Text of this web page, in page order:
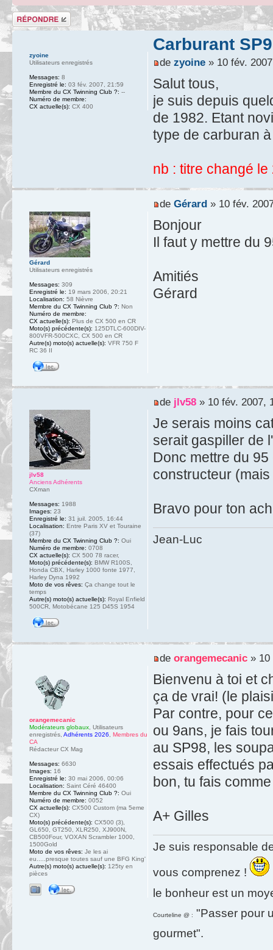
Répondre
Carburant
de zyoine» 10 fév.
Salut tous,
je suis depuis
de 1982. Etant
type de carburan
nb : titre changé
zyoine
Utilisateurs enregistrés
Messages: 8
Enregistré le: 03 fév. 2007, 21:59
Membre du CX Twinning Club ?: --
Numéro de membre:
CX actuelle(s): CX 400
de Gérard» 10 fév.
Bonjour
Il faut y mettre du
Amitiés
Gérard
Gérard
Utilisateurs enregistrés
Messages: 309
Enregistré le: 19 mars 2006, 20:21
Localisation: 58 Nièvre
Membre du CX Twinning Club ?: Non
Numéro de membre:
CX actuelle(s): Plus de CX 500 en CR
Moto(s) précédente(s): 125DTLC-600DIV-
800VFR-500CXC, CX 500 en CR
Autre(s) moto(s) actuelle(s): VFR 750 F
RC 36 II
de jlv58» 10 fév. 2007,
Je serais moins
serait gaspiller de
Donc mettre du
constructeur
Bravo pour ton
Jean-Luc
jlv58
Anciens Adhérents
CXman
Messages: 1988
Images: 23
Enregistré le: 31 juil. 2005, 16:44
Localisation: Entre Paris XV et Touraine
(37)
Membre du CX Twinning Club ?: Oui
Numéro de membre: 0708
CX actuelle(s): CX 500 78 racer,
Moto(s) précédente(s): BMW R100S,
Honda CBX, Harley 1000 fonte 1977,
Harley Dyna 1992
Moto de vos rêves: Ça change tout le
temps
Autre(s) moto(s) actuelle(s): Royal Enfield
500CR, Motobécane 125 D45S 1954
de orangemecanic» 10
Bienvenu à toi et
ça de vrai! (le
Par contre, pour
ou 9ans, je fais
au SP98, les
essais effectués
bon, tu fais
A+ Gilles
Je suis responsable
vous comprenez !
le bonheur est un
Courteline @ : "Passer pour
gourmet".
orangemecanic
Modérateurs globaux, Utilisateurs
enregistrés, Adhérents 2026, Membres du
CA
Rédacteur CX Mag
Messages: 6630
Images: 16
Enregistré le: 30 mai 2006, 00:06
Localisation: Saint Céré 46400
Membre du CX Twinning Club ?: Oui
Numéro de membre: 0052
CX actuelle(s): CX500 Custom (ma 5eme
CX)
Moto(s) précédente(s): CX500 (3),
GL650, GT250, XLR250, XJ900N,
CB500Four, VOXAN Scrambler 1000,
1500Gold
Moto de vos rêves: Je les ai
eu.....presque toutes sauf une BFG King'
Autre(s) moto(s) actuelle(s): 125ty en
pièces